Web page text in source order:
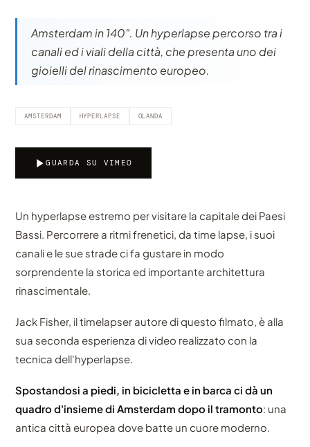
Amsterdam in 140". Un hyperlapse percorso tra i
canali ed i viali della città, che presenta uno dei
gioielli del rinascimento europeo.
AMSTERDAM HYPERLAPSE OLANDA
GUARDA SU VIMEO
Un hyperlapse estremo per visitare la capitale dei Paesi
Bassi. Percorrere a ritmi frenetici, da time lapse, i suoi
canali e le sue strade ci fa gustare in modo
sorprendente la storica ed importante architettura
rinascimentale.
Jack Fisher, il timelapser autore di questo filmato, è alla
sua seconda esperienza di video realizzato con la
tecnica dell'hyperlapse.
Spostandosi a piedi, in bicicletta e in barca ci dà un
quadro d'insieme di Amsterdam dopo il tramonto: una
antica città europea dove batte un cuore moderno.